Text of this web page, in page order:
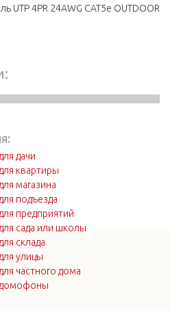
UTP 4PR 24AWG CAT5e OUTDOOR
дачи
квартиры
магазина
подъезда
предприятий
сада или школы
склада
улицы
частного дома